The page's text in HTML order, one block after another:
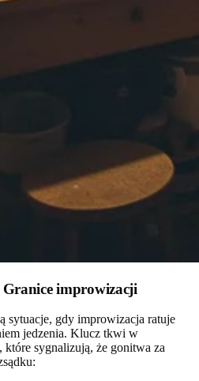
improwizacji
sytuacje, gdy improwizacja ratuje
jedzenia. Klucz tkwi w
sygnalizują, że gonitwa za